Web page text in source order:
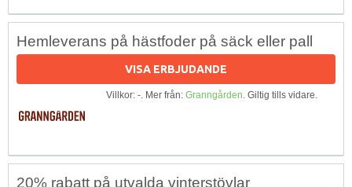
Hemleverans på hästfoder på säck eller pall
VISA ERBJUDANDE
Villkor: -. Mer från: Granngården. Giltig tills vidare.
20% rabatt på utvalda vinterstövlar